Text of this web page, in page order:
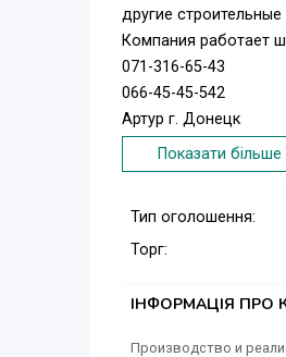
другие
Компания работает
071-316-65-43
066-45-45-542
Артур г. Донецк
Показати
Тип оголошення:
Торг:
ІНФОРМАЦІЯ ПРО
Производство и